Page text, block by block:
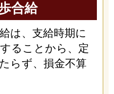
合給
は、支給時期に
ることから、定
らず、損金不算